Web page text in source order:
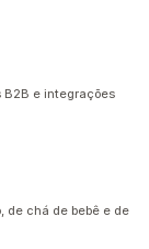
B2B e integrações
de chá de bebê e de